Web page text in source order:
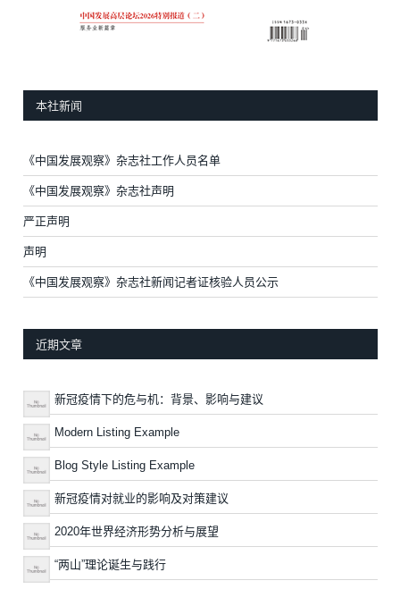
本社新闻
《中国发展观察》杂志社工作人员名单
《中国发展观察》杂志社声明
严正声明
声明
《中国发展观察》杂志社新闻记者证核验人员公示
近期文章
新冠疫情下的危与机：背景、影响与建议
Modern Listing Example
Blog Style Listing Example
新冠疫情对就业的影响及对策建议
2020年世界经济形势分析与展望
“两山”理论诞生与践行